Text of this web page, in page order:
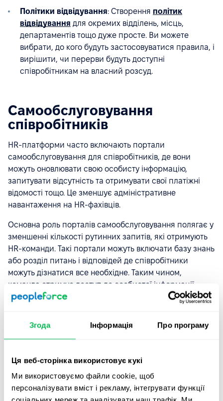
Згода Інформація Про програму
Ця веб-сторінка використовує кукі
Ми використовуємо файли cookie, щоб
персоналізувати вміст і рекламу, інтегрувати функції
Політики відвідування: Створення політик
відвідування для окремих відділень, місць,
департаментів тощо дуже просте. Ви можете
вибрати, до кого будуть застосовуватися правила, і
вирішити, чи перерви будуть доступні
співробітникам на власний розсуд.
Самообслуговування
співробітників
HR-платформи часто включають портали
самообслуговування для співробітників, де вони
можуть оновлювати свою особисту інформацію,
запитувати відсутність та отримувати свої платіжні
відомості тощо. Це зменшує адміністративне
навантаження на HR-фахівців.
Основна роль порталів самообслуговування полягає у
зменшенні кількості рутинних запитів, які отримують
HR-команди. Такі портали можуть включати базу знань
або розділ питань і відповідей де співробітники
можуть дізнатися все необхідне. Таким чином,
команда отримує доступ до особистої інформації,
платіжних відомостей, балансу відпусток та
час без контакту з HR.
З PeopleForce ви можете надати співробітникам
потрібної інформації, наприклад, документації, файлів,
звітів, контрактів тощо. Оскільки їм не потрібно
витрачати час на пошуки або покладатися на інших,